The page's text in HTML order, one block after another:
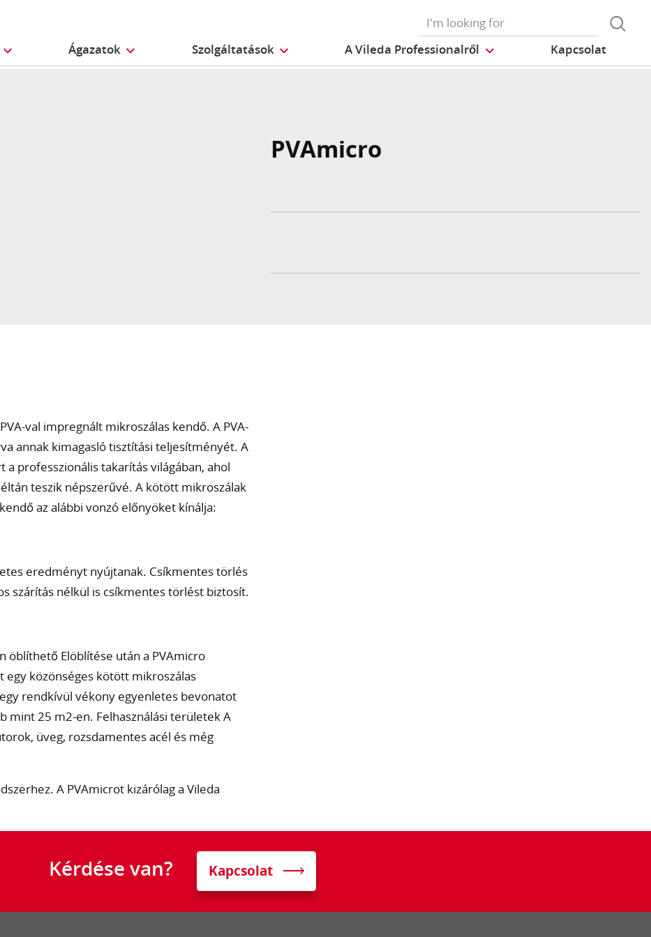
Ágazatok Szolgáltatások A Vileda Professionalről Kapcsolat
PVAmicro
val impregnált mikroszálas kendő. A PVA-
annak kimagasló tisztítási teljesítményét. A
professzionális takarítás világában, ahol
teszik népszerűvé. A kötött mikroszálak
az alábbi vonzó előnyöket kínálja:
eredményt nyújtanak. Csíkmentes törlés
szárítás nélkül is csíkmentes törlést biztosít.
öblíthető Elöblítése után a PVAmicro
közönséges kötött mikroszálas
rendkívül vékony egyenletes bevonatot
mint 25 m2-en. Felhasználási területek A
üveg, rozsdamentes acél és még
A PVAmicrot kizárólag a Vileda
Kérdése van? Kapcsolat